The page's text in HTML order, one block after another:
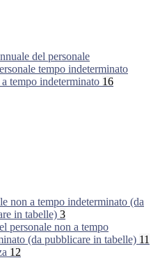
del personale
tempo indeterminato
tempo indeterminato 16
non a tempo indeterminato (da
in tabelle) 3
personale non a tempo
(da pubblicare in tabelle) 11
12